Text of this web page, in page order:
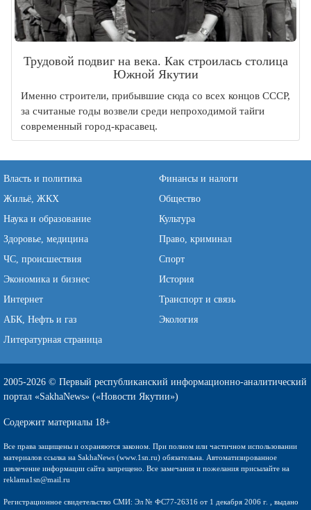
Трудовой подвиг на века. Как строилась столица
Южной Якутии
Именно строители, прибывшие сюда со всех концов СССР,
за считаные годы возвели среди непроходимой тайги
современный город-красавец.
Власть и политика
Финансы и налоги
Жильё, ЖКХ
Общество
Наука и образование
Культура
Здоровье, медицина
Право, криминал
ЧС, происшествия
Спорт
Экономика и бизнес
История
Интернет
Транспорт и связь
АБК, Нефть и газ
Экология
Литературная страница
2005-2026 © Первый республиканский информационно-аналитический
портал «SakhaNews» («Новости Якутии»)
Содержит материалы 18+
Все права защищены и охраняются законом. При полном или частичном использовании
материалов ссылка на SakhaNews (www.1sn.ru) обязательна. Автоматизированное
извлечение информации сайта запрещено. Все замечания и пожелания присылайте на
reklama1sn@mail.ru
Регистрационное свидетельство СМИ: Эл № ФС77-26316 от 1 декабря 2006 г. , выдано